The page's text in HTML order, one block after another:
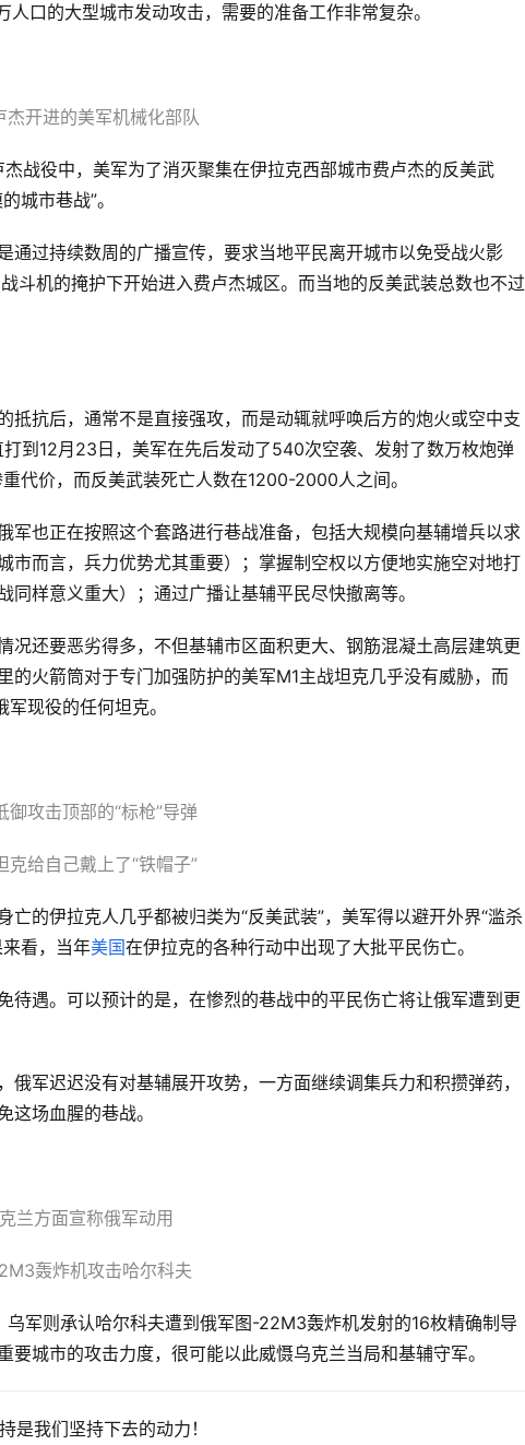
口的大型城市发动攻击，需要的准备工作非常复杂。
杰开进的美军机械化部队
战役中，美军为了消灭聚集在伊拉克西部城市费卢杰的反美武
城市巷战”。
通过持续数周的广播宣传，要求当地平民离开城市以免受战火影
斗机的掩护下开始进入费卢杰城区。而当地的反美武装总数也不过
抵抗后，通常不是直接强攻，而是动辄就呼唤后方的炮火或空中支
到12月23日，美军在先后发动了540次空袭、发射了数万枚炮弹
代价，而反美武装死亡人数在1200-2000人之间。
军也正在按照这个套路进行巷战准备，包括大规模向基辅增兵以求
市而言，兵力优势尤其重要）；掌握制空权以方便地实施空对地打
样意义重大）；通过广播让基辅平民尽快撤离等。
况还要恶劣得多，不但基辅市区面积更大、钢筋混凝土高层建筑更
的火箭筒对于专门加强防护的美军M1主战坦克几乎没有威胁，而
现役的任何坦克。
御攻击顶部的“标枪”导弹
克给自己戴上了“铁帽子”
的伊拉克人几乎都被归类为“反美武装”，美军得以避开外界“滥杀
看，当年美国在伊拉克的各种行动中出现了大批平民伤亡。
待遇。可以预计的是，在惨烈的巷战中的平民伤亡将让俄军遭到更
军迟迟没有对基辅展开攻势，一方面继续调集兵力和积攒弹药，
场血腥的巷战。
兰方面宣称俄军动用
轰炸机攻击哈尔科夫
军则承认哈尔科夫遭到俄军图-22M3轰炸机发射的16枚精确制导
城市的攻击力度，很可能以此威慑乌克兰当局和基辅守军。
是我们坚持下去的动力！